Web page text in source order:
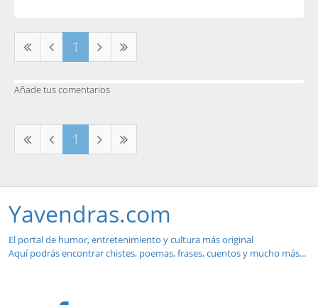
1
Añade tus comentarios
1
Yavendras.com
El portal de humor, entretenimiento y cultura más original
Aquí podrás encontrar chistes, poemas, frases, cuentos y mucho más...